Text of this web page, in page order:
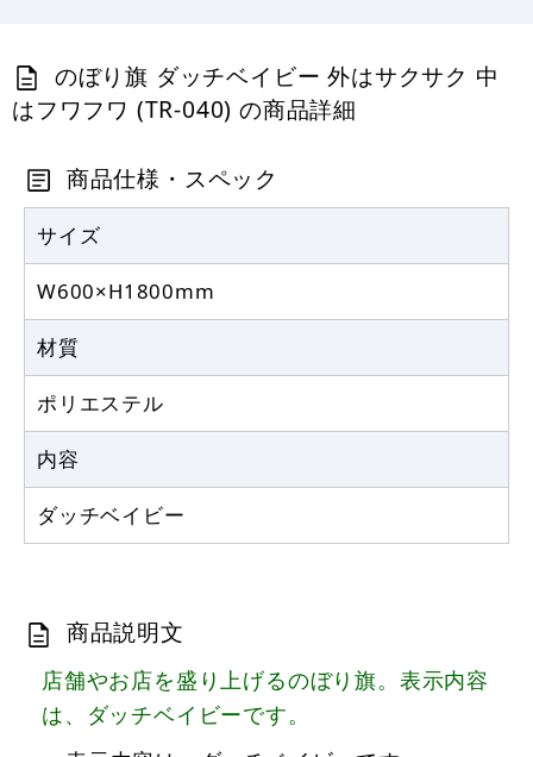
2,552 税込
のぼり旗 ダッチベイビー 外はサクサク 中
はフワフワ (TR-040) の商品詳細
商品仕様・スペック
サイズ
W600×H1800mm
材質
ポリエステル
内容
ダッチベイビー
商品説明文
店舗やお店を盛り上げるのぼり旗。表示内容
は、ダッチベイビーです。